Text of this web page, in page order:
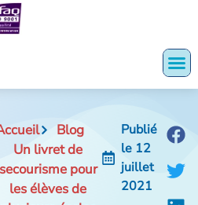
Blog
Un livret de
secourisme pour
les élèves de
Publié
le 12
juillet
2021